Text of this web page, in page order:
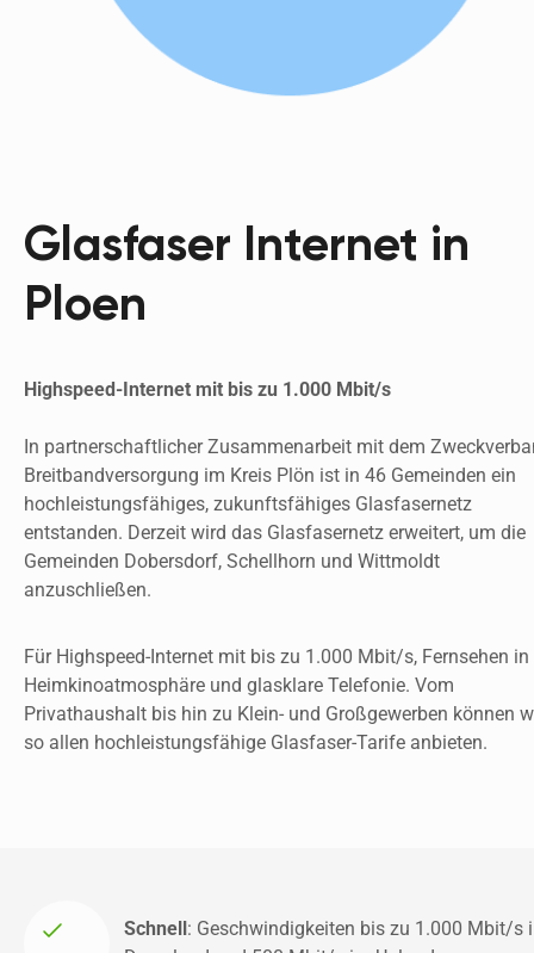
Glasfaser Internet in
Ploen
Highspeed-Internet mit bis zu 1.000 Mbit/s
In partnerschaftlicher Zusammenarbeit mit dem
Breitbandversorgung im Kreis Plön ist in 46 Gemeinden ein
hochleistungsfähiges, zukunftsfähiges Glasfasernetz
entstanden. Derzeit wird das Glasfasernetz erweitert, um die
Gemeinden Dobersdorf, Schellhorn und Wittmoldt
anzuschließen.
Für Highspeed-Internet mit bis zu 1.000 Mbit/s, Fernsehen in
Heimkinoatmosphäre und glasklare Telefonie. Vom
Privathaushalt bis hin zu Klein- und Großgewerben können
so allen hochleistungsfähige Glasfaser-Tarife anbieten.
Schnell : Geschwindigkeiten bis zu 1.000 Mbit/s